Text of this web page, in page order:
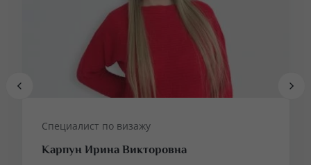
Специалист по визажу
Карпун Ирина Викторовна